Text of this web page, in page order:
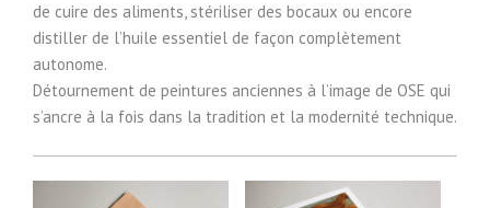
de cuire des aliments, stériliser des bocaux ou encore
distiller de l’huile essentiel de façon complètement
autonome.
Détournement de peintures anciennes à l’image de OSE qui
s’ancre à la fois dans la tradition et la modernité technique.